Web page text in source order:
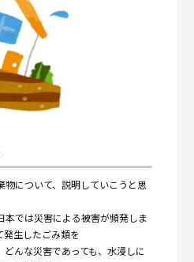
物について、説明していこうと思
本では災害による被害が頻発しま
発生したごみ類を
どんな災害であっても、水浸しに